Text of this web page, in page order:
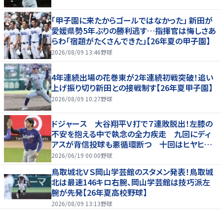
「甲子園に来たからゴールではなかった」 新田が
愛媛県勢5年ぶりの勝利逃す…指揮官は悔しさあ
らわ「宿題がたくさんできた」【26年夏の甲子園】
2026/08/09 13:46野球
4年連続出場の花巻東が2年連続初戦突破！追い
上げ振り切り新田との接戦制す【26年夏甲子園】
2026/08/09 10:27野球
ドジャース 大谷翔平Ｖ打で７連敗脱出！左膝の
不安を抱える中で執念の全力疾走 九回にディ
アスが背信投球も悪循環断つ 十回はヒヤヒヤ
もリード守る
2026/06/19 00:00野球
鳥取城北ＶＳ岡山学芸館のスタメン発表！鳥取城
北は最速146キロ右腕、岡山学芸館は技巧派左
腕が先発【26年夏高校野球】
2026/08/09 13:13野球